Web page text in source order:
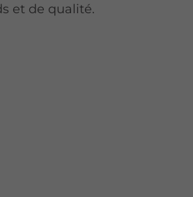
et de qualité.